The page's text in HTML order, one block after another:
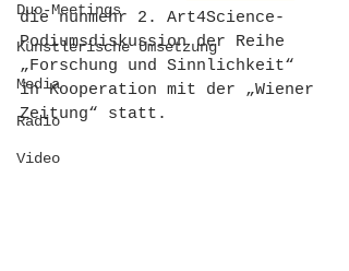
Duo-Meetings
Künstlerische Umsetzung
Media
Radio
Video
die nunmehr 2. Art4Science-
Podiumsdiskussion der Reihe
„Forschung und Sinnlichkeit“
in Kooperation mit der „Wiener
Zeitung“ statt.